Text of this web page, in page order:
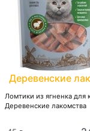
Деревенские
Ломтики из ягненка для
Деревенские лакомства